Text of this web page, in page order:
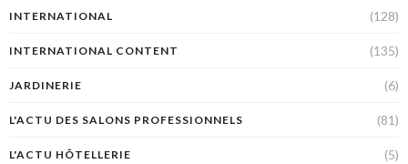
INTERNATIONAL (128)
INTERNATIONAL CONTENT (135)
JARDINERIE (6)
L'ACTU DES SALONS PROFESSIONNELS (81)
L'ACTU HÔTELLERIE (5)